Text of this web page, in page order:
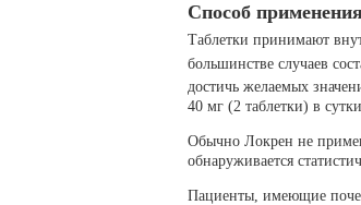
Способ
Таблетки принимают
большинстве случаев
достичь желаемых
40 мг (2 таблетки) в сутки.
Обычно Локрен не
обнаруживается
Пациенты, имеющие